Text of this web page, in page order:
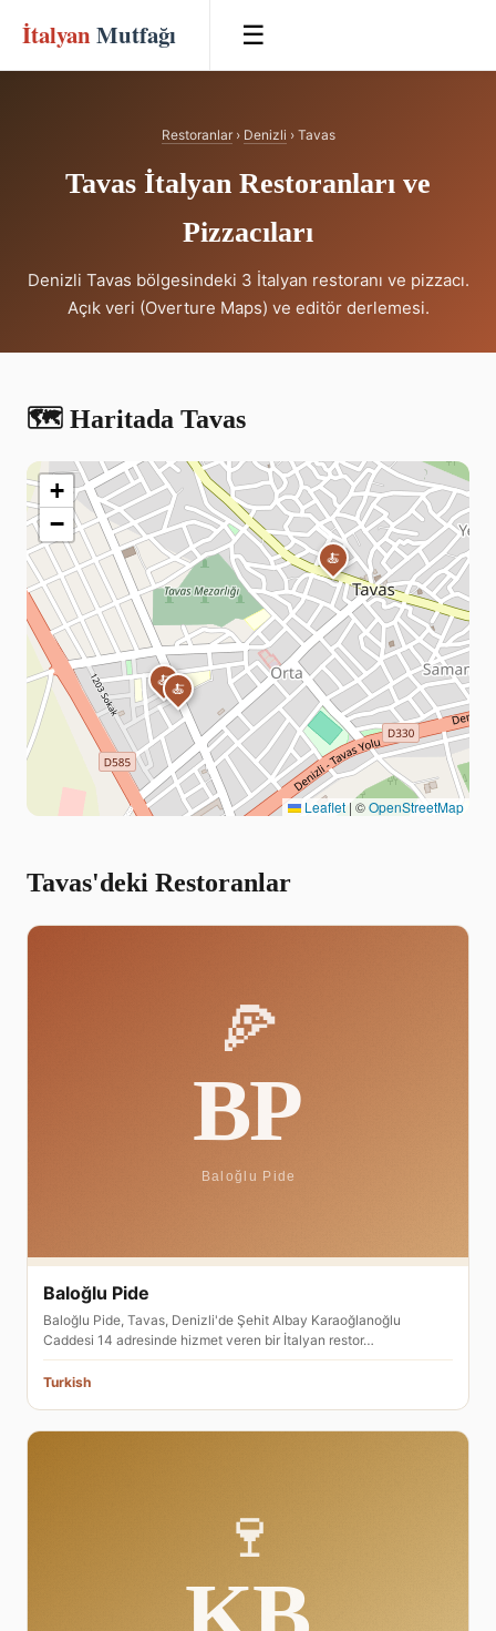
İtalyan Mutfağı ☰
Restoranlar› Denizli › Tavas
Tavas İtalyan Restoranları ve
Pizzacıları
Denizli Tavas bölgesindeki 3 İtalyan restoranı ve pizzacı.
Açık veri (Overture Maps) ve editör derlemesi.
🗺️ Haritada Tavas
🍝
🍝
🍝
+
−
Leaflet | ©OpenStreetMap
Tavas'deki Restoranlar
Baloğlu Pide
Baloğlu Pide, Tavas, Denizli'de Şehit Albay Karaoğlanoğlu
Caddesi 14 adresinde hizmet veren bir İtalyan restor…
Turkish